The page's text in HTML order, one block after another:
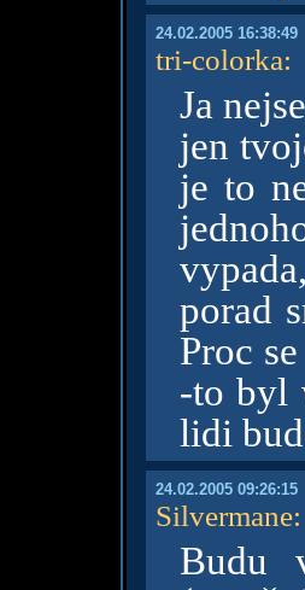
24.02.2005 16:38:49
tri-colorka:
Ja
jen
je to
porad
Proc
-to byl
lidi
24.02.2005 09:26:15
Silvermane:
Budu